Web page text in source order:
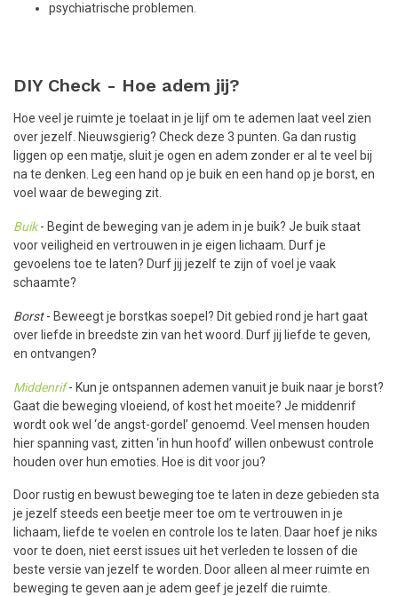
psychiatrische problemen.
DIY Check - Hoe adem jij?
Hoe veel je ruimte je toelaat in je lijf om te ademen laat veel zien
over jezelf. Nieuwsgierig? Check deze 3 punten. Ga dan rustig
liggen op een matje, sluit je ogen en adem zonder er al te veel bij
na te denken. Leg een hand op je buik en een hand op je borst, en
voel waar de beweging zit.
Buik - Begint de beweging van je adem in je buik? Je buik staat
voor veiligheid en vertrouwen in je eigen lichaam. Durf je
gevoelens toe te laten? Durf jij jezelf te zijn of voel je vaak
schaamte?
Borst- Beweegt je borstkas soepel? Dit gebied rond je hart gaat
over liefde in breedste zin van het woord. Durf jij liefde te geven,
en ontvangen?
Middenrif - Kun je ontspannen ademen vanuit je buik naar je borst?
Gaat die beweging vloeiend, of kost het moeite? Je middenrif
wordt ook wel ‘de angst-gordel’ genoemd. Veel mensen houden
hier spanning vast, zitten ‘in hun hoofd’ willen onbewust controle
houden over hun emoties. Hoe is dit voor jou?
Door rustig en bewust beweging toe te laten in deze gebieden sta
je jezelf steeds een beetje meer toe om te vertrouwen in je
lichaam, liefde te voelen en controle los te laten. Daar hoef je niks
voor te doen, niet eerst issues uit het verleden te lossen of die
beste versie van jezelf te worden. Door alleen al meer ruimte en
beweging te geven aan je adem geef je jezelf die ruimte.